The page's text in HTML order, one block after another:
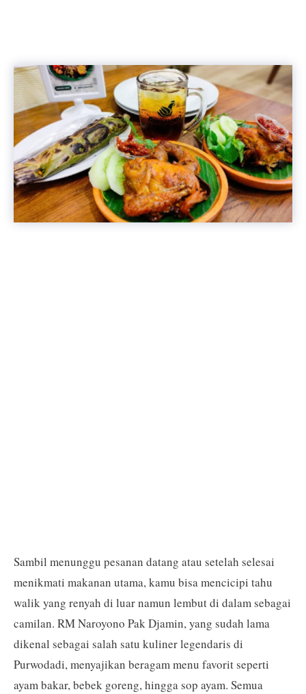
Sambil menunggu pesanan datang atau setelah selesai
menikmati makanan utama, kamu bisa mencicipi tahu
walik yang renyah di luar namun lembut di dalam sebagai
camilan. RM Naroyono Pak Djamin, yang sudah lama
dikenal sebagai salah satu kuliner legendaris di
Purwodadi, menyajikan beragam menu favorit seperti
ayam bakar, bebek goreng, hingga sop ayam. Semua